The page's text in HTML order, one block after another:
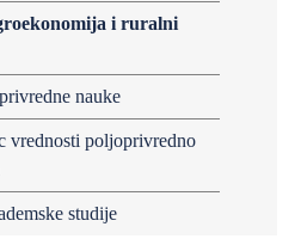
i ruralni
nauke
vrednosti poljoprivredno
studije